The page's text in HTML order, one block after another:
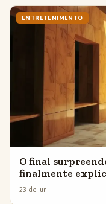
ENTRETENIMENTO
O final
finalmente
23 de jun.